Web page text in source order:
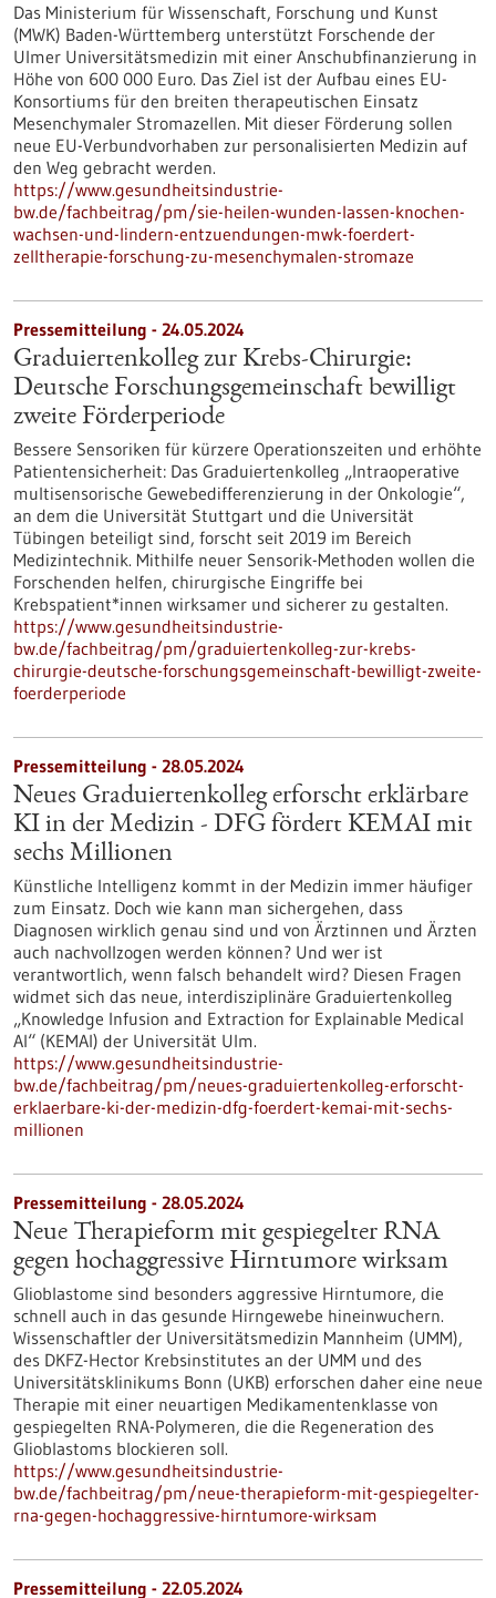
Das Ministerium für Wissenschaft, Forschung und Kunst
(MWK) Baden-Württemberg unterstützt Forschende der
Ulmer Universitätsmedizin mit einer Anschubfinanzierung in
Höhe von 600 000 Euro. Das Ziel ist der Aufbau eines EU-
Konsortiums für den breiten therapeutischen Einsatz
Mesenchymaler Stromazellen. Mit dieser Förderung sollen
neue EU-Verbundvorhaben zur personalisierten Medizin auf
den Weg gebracht werden.
https://www.gesundheitsindustrie-
bw.de/fachbeitrag/pm/sie-heilen-wunden-lassen-knochen-
wachsen-und-lindern-entzuendungen-mwk-foerdert-
zelltherapie-forschung-zu-mesenchymalen-stromaze
Pressemitteilung - 24.05.2024
Graduiertenkolleg zur Krebs-Chirurgie:
Deutsche Forschungsgemeinschaft bewilligt
zweite Förderperiode
Bessere Sensoriken für kürzere Operationszeiten und erhöhte
Patientensicherheit: Das Graduiertenkolleg „Intraoperative
multisensorische Gewebedifferenzierung in der Onkologie“,
an dem die Universität Stuttgart und die Universität
Tübingen beteiligt sind, forscht seit 2019 im Bereich
Medizintechnik. Mithilfe neuer Sensorik-Methoden wollen die
Forschenden helfen, chirurgische Eingriffe bei
Krebspatient*innen wirksamer und sicherer zu gestalten.
https://www.gesundheitsindustrie-
bw.de/fachbeitrag/pm/graduiertenkolleg-zur-krebs-
chirurgie-deutsche-forschungsgemeinschaft-bewilligt-zweite-
foerderperiode
Pressemitteilung - 28.05.2024
Neues Graduiertenkolleg erforscht erklärbare
KI in der Medizin - DFG fördert KEMAI mit
sechs Millionen
Künstliche Intelligenz kommt in der Medizin immer häufiger
zum Einsatz. Doch wie kann man sichergehen, dass
Diagnosen wirklich genau sind und von Ärztinnen und Ärzten
auch nachvollzogen werden können? Und wer ist
verantwortlich, wenn falsch behandelt wird? Diesen Fragen
widmet sich das neue, interdisziplinäre Graduiertenkolleg
„Knowledge Infusion and Extraction for Explainable Medical
AI“ (KEMAI) der Universität Ulm.
https://www.gesundheitsindustrie-
bw.de/fachbeitrag/pm/neues-graduiertenkolleg-erforscht-
erklaerbare-ki-der-medizin-dfg-foerdert-kemai-mit-sechs-
millionen
Pressemitteilung - 28.05.2024
Neue Therapieform mit gespiegelter RNA
gegen hochaggressive Hirntumore wirksam
Glioblastome sind besonders aggressive Hirntumore, die
schnell auch in das gesunde Hirngewebe hineinwuchern.
Wissenschaftler der Universitätsmedizin Mannheim (UMM),
des DKFZ-Hector Krebsinstitutes an der UMM und des
Universitätsklinikums Bonn (UKB) erforschen daher eine neue
Therapie mit einer neuartigen Medikamentenklasse von
gespiegelten RNA-Polymeren, die die Regeneration des
Glioblastoms blockieren soll.
https://www.gesundheitsindustrie-
bw.de/fachbeitrag/pm/neue-therapieform-mit-gespiegelter-
rna-gegen-hochaggressive-hirntumore-wirksam
Pressemitteilung - 22.05.2024